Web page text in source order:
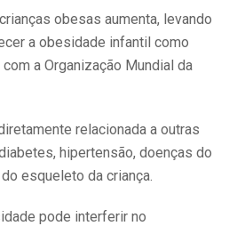
obesas aumenta, levando
a obesidade infantil como
a Organização Mundial da
relacionada a outras
hipertensão, doenças do
esqueleto da criança.
pode interferir no